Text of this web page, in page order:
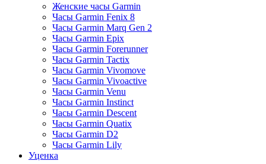
Женские часы Garmin
Часы Garmin Fenix 8
Часы Garmin Marq Gen 2
Часы Garmin Epix
Часы Garmin Forerunner
Часы Garmin Tactix
Часы Garmin Vivomove
Часы Garmin Vivoactive
Часы Garmin Venu
Часы Garmin Instinct
Часы Garmin Descent
Часы Garmin Quatix
Часы Garmin D2
Часы Garmin Lily
Уценка